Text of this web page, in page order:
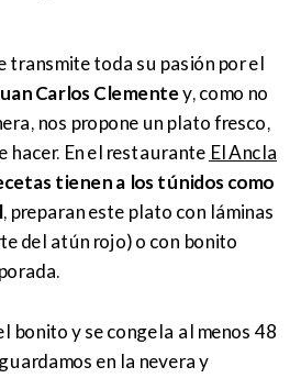
transmite toda su pasión por el
Carlos Clementey, como no
nos propone un plato fresco,
hacer. En el restaurante El Ancla
tienen a los túnidos como
, preparan este plato con láminas
del atún rojo) o con bonito
bonito y se congela al menos 48
en la nevera y